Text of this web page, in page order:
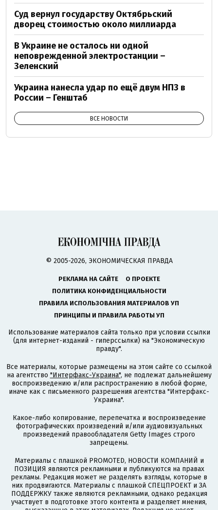
Суд вернул государству Октябрьский
дворец стоимостью около миллиарда
В Украине не осталось ни одной
неповрежденной электростанции –
Зеленский
Украина нанесла удар по ещё двум НПЗ в
России – Генштаб
ВСЕ НОВОСТИ
© 2005-2026, ЭКОНОМИЧЕСКАЯ ПРАВДА
РЕКЛАМА НА САЙТЕ
О ПРОЕКТЕ
ПОЛИТИКА КОНФИДЕНЦИАЛЬНОСТИ
ПРАВИЛА ИСПОЛЬЗОВАНИЯ МАТЕРИАЛОВ УП
ПРИНЦИПЫ И ПРАВИЛА РАБОТЫ УП
Использование материалов сайта только при условии ссылки
(для интернет-изданий - гиперссылки) на "Экономическую
правду".
Все материалы, которые размещены на этом сайте со ссылкой
на агентство "Интерфакс-Украина", не подлежат дальнейшему
воспроизведению и/или распространению в любой форме,
иначе как с письменного разрешения агентства "Интерфакс-
Украина".
Какое-либо копирование, перепечатка и воспроизведение
фотографических произведений и/или аудиовизуальных
произведений правообладателя Getty Images строго
запрещены.
Материалы с плашкой PROMOTED, НОВОСТИ КОМПАНИЙ и
ПОЗИЦИЯ являются рекламными и публикуются на правах
рекламы. Редакция может не разделять взгляды, которые в
них продвигаются. Материалы с плашкой СПЕЦПРОЕКТ и ЗА
ПОДДЕРЖКУ также являются рекламными, однако редакция
участвует в подготовке этого контента и разделяет мнения,